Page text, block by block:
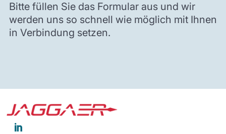
Bitte füllen Sie das Formular aus und wir
werden uns so schnell wie möglich mit Ihnen
in Verbindung setzen.
